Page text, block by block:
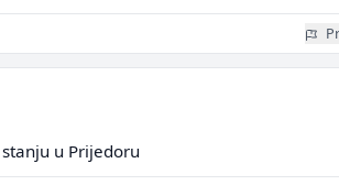
u Prijedoru